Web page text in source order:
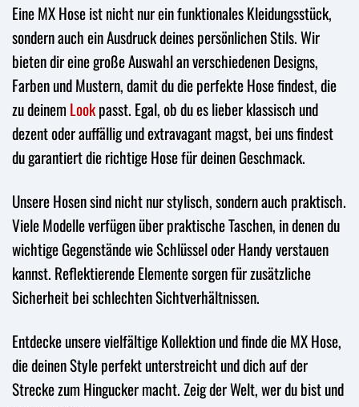
Eine MX Hose ist nicht nur ein funktionales Kleidungsstück,
sondern auch ein Ausdruck deines persönlichen Stils. Wir
bieten dir eine große Auswahl an verschiedenen Designs,
Farben und Mustern, damit du die perfekte Hose findest, die
zu deinem Lookpasst. Egal, ob du es lieber klassisch und
dezent oder auffällig und extravagant magst, bei uns findest
du garantiert die richtige Hose für deinen Geschmack.
Unsere Hosen sind nicht nur stylisch, sondern auch praktisch.
Viele Modelle verfügen über praktische Taschen, in denen du
wichtige Gegenstände wie Schlüssel oder Handy verstauen
kannst. Reflektierende Elemente sorgen für zusätzliche
Sicherheit bei schlechten Sichtverhältnissen.
Entdecke unsere vielfältige Kollektion und finde die MX Hose,
die deinen Style perfekt unterstreicht und dich auf der
Strecke zum Hingucker macht. Zeig der Welt, wer du bist und